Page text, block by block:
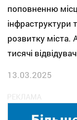
поповненню
інфраструктури
розвитку
тисячі
13.03.2025